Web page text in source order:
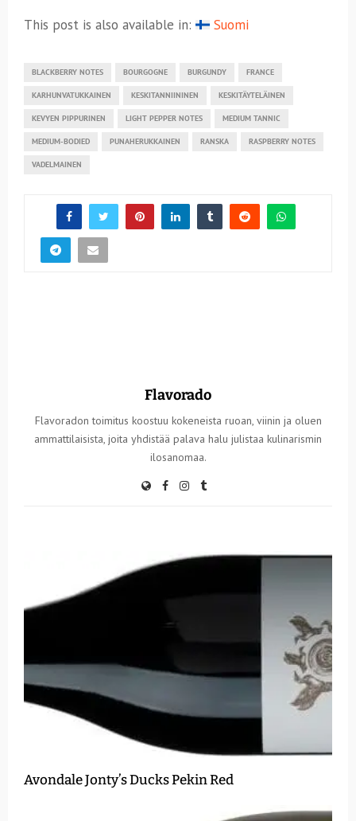
This post is also available in: Suomi
BLACKBERRY NOTES BOURGOGNE BURGUNDY FRANCE
KARHUNVATUKKAINEN KESKITANNIININEN KESKITÄYTELÄINEN
KEVYEN PIPPURINEN LIGHT PEPPER NOTES MEDIUM TANNIC
MEDIUM-BODIED PUNAHERUKKAINEN RANSKA RASPBERRY NOTES
VADELMAINEN
Flavorado
Flavoradon toimitus koostuu kokeneista ruoan, viinin ja oluen
ammattilaisista, joita yhdistää palava halu julistaa kulinarismin
ilosanomaa.
Avondale Jonty’s Ducks Pekin Red